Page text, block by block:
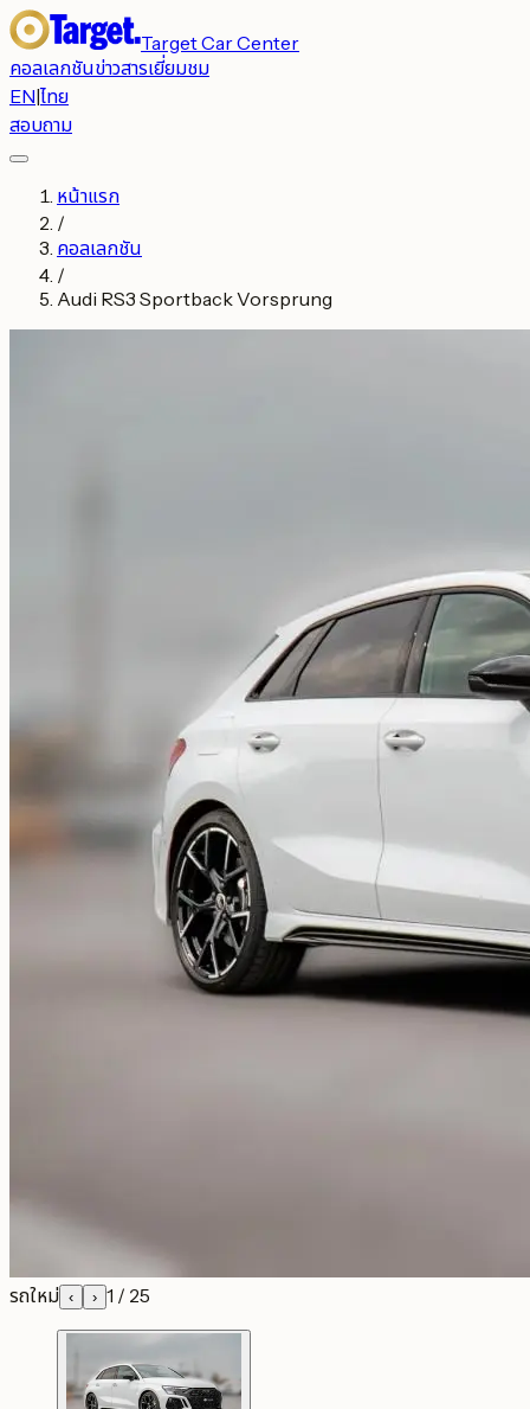
Target Car Center
คอลเลกชันข่าวสารเยี่ยมชม
EN|ไทย
สอบถาม
หน้าแรก
/
คอลเลกชัน
/
Audi RS3 Sportback Vorsprung
รถใหม่ ‹ › 1 / 25